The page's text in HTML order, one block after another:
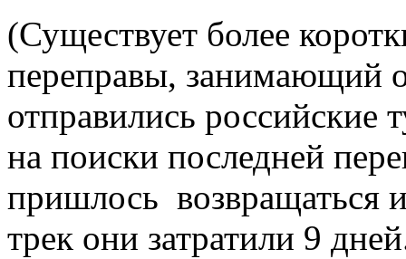
(Существует более
переправы, занимающий
отправились российские
на поиски последней
пришлось возвращаться
трек они затратили 9